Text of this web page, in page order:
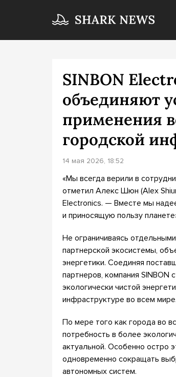
SINBON
объединяют
применения
городской
14 мая 2026, 18:52
«Мы всегда верили в
отметил Алекс Шюн (Alex
Electronics. — Вместе мы
и приносящую пользу
Не ограничиваясь
партнерской экосистемы,
энергетики. Соединяя
партнеров, компания
экологически чистой
инфраструктуре во всем мире.
По мере того как города во
потребность в более
актуальной. Особенно остро
одновременно сокращать
автономных систем.